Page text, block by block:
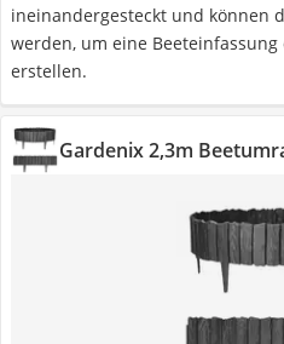
ineinandergesteckt und können
werden, um eine
erstellen.
Gardenix 2,3m